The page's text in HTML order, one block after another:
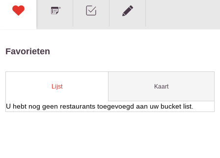
Favorieten
Lijst Kaart
U hebt nog geen restaurants toegevoegd aan uw bucket list.